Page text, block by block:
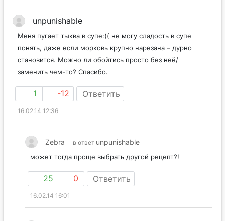
unpunishable
Меня пугает тыква в супе:(( не могу сладость в супе
понять, даже если морковь крупно нарезана – дурно
становится. Можно ли обойтись просто без неё/
заменить чем-то? Спасибо.
1 -12 Ответить
16.02.14 12:36
Zebra в ответ unpunishable
может тогда проще выбрать другой рецепт?!
25 0 Ответить
16.02.14 16:01